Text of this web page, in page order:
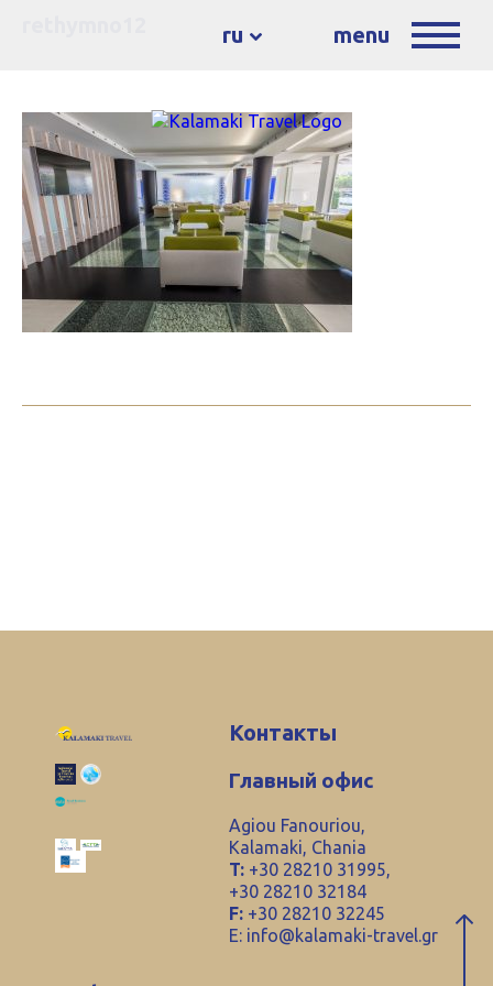
ru menu
Контакты
Главный офис
Agiou Fanouriou,
Kalamaki, Chania
T: +30 28210 31995,
+30 28210 32184
F: +30 28210 32245
E: info@kalamaki-travel.gr